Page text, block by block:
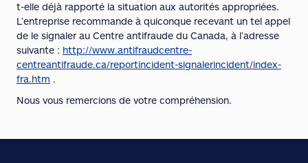
t-elle déjà rapporté la situation aux autorités appropriées.
L’entreprise recommande à quiconque recevant un tel appel
de le signaler au Centre antifraude du Canada, à l’adresse
suivante : http://www.antifraudcentre-
centreantifraude.ca/reportincident-signalerincident/index-
fra.htm .
Nous vous remercions de votre compréhension.